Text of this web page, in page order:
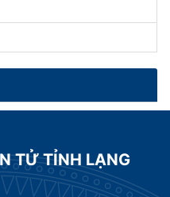
TỬ TỈNH LẠNG